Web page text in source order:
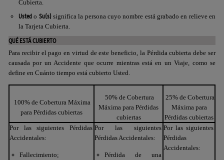
Cubierta.
Usted o Su(s) significa la persona cuyo nombre está grabado en relieve en
la Tarjeta Cubierta.
QUÉ ESTÁ CUBIERTO
Para recibir el pago en virtud de este beneficio, la Pérdida cubierta debe ser
causada por un Accidente que ocurre mientras está en un Viaje, como se
define en Cuánto tiempo está cubierto Usted.
100% de Cobertura Máxima
para Pérdidas cubiertas
50% de Cobertura
Máxima para Pérdidas
cubiertas
25% de Cobertura
Máxima para
Pérdidas cubiertas
Por las siguientes Pérdidas
Accidentales:
Fallecimiento;
Por las siguientes
Pérdidas Accidentales:
Pérdida de una
Por las siguientes
Pérdidas
Accidentales: